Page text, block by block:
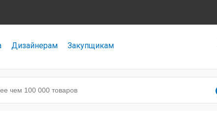
Дизайнерам Закупщикам